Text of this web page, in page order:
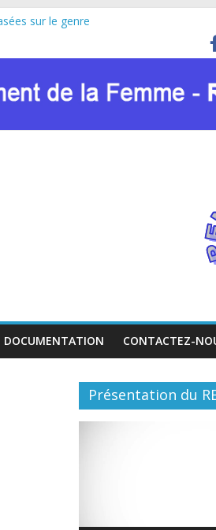
sur le genre
plaidoyer pour la paix et le dialogue
contexte du VIH et des crises
DOCUMENTATION CONTACTEZ-
Présentation du